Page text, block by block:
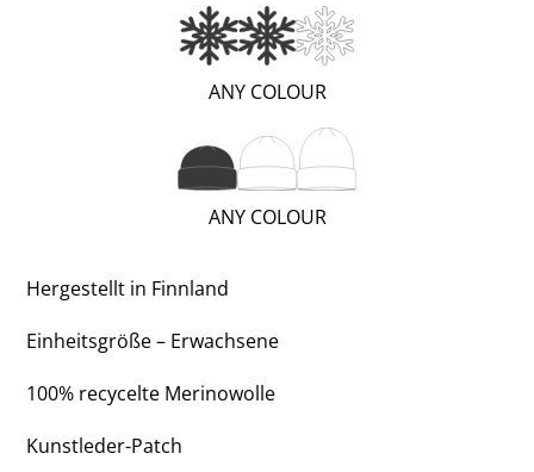
ANY COLOUR(VERY
WARM;
OF
3)
ANY COLOUR(SHORT;
Hergestellt in Finnland
Einheitsgröße – Erwachsene
100% recycelte Merinowolle
Kunstleder-Patch